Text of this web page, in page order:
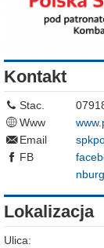
Kontakt
Stac.
Www
Email
FB
Lokalizacja
Ulica: